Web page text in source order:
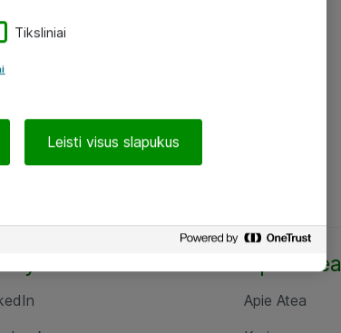
Apie Atea
Apie Atea
Tiksliniai
Leisti visus slapukus